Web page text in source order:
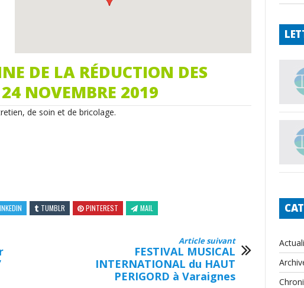
DE LA RÉDUCTION DES
NOVEMBRE 2019
de soin et de bricolage.
TUMBLR PINTEREST MAIL
Article suivant
FESTIVAL MUSICAL
INTERNATIONAL du HAUT
PERIGORD à Varaignes